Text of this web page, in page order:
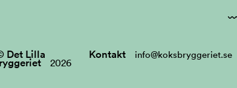
Det Lilla
2026
Kontakt info@koksbryggeriet.se